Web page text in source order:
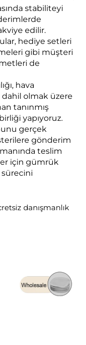
stabiliteyi
edilir.
hediye setleri
gibi müşteri
de
hava
dahil olmak üzere
tanınmış
yapıyoruz.
gerçek
gönderim
teslim
için gümrük
danışmanlık